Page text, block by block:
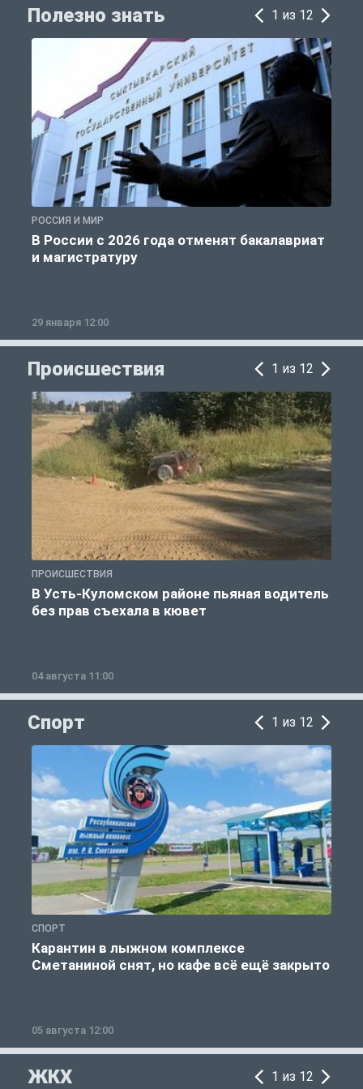
Полезно знать 1 из 12
РОССИЯ И МИР
В России с 2026 года отменят бакалавриат
и магистратуру
29 января 12:00
Происшествия 1 из 12
ПРОИСШЕСТВИЯ
В Усть-Куломском районе пьяная водитель
без прав съехала в кювет
04 августа 11:00
Спорт 1 из 12
СПОРТ
Карантин в лыжном комплексе
Сметаниной снят, но кафе всё ещё закрыто
05 августа 12:00
ЖКХ 1 из 12